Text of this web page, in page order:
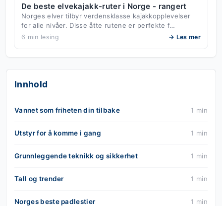
De beste elvekajakk-ruter i Norge - rangert
Norges elver tilbyr verdensklasse kajakkopplevelser
for alle nivåer. Disse åtte rutene er perfekte f…
6 min lesing → Les mer
Innhold
Vannet som friheten din tilbake 1 min
Utstyr for å komme i gang 1 min
Grunnleggende teknikk og sikkerhet 1 min
Tall og trender 1 min
Norges beste padlestier 1 min